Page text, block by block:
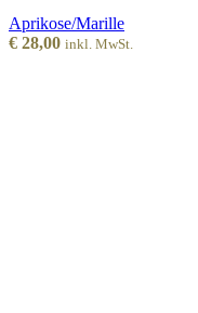
Aprikose/Marille
€ 28,00 inkl. MwSt.